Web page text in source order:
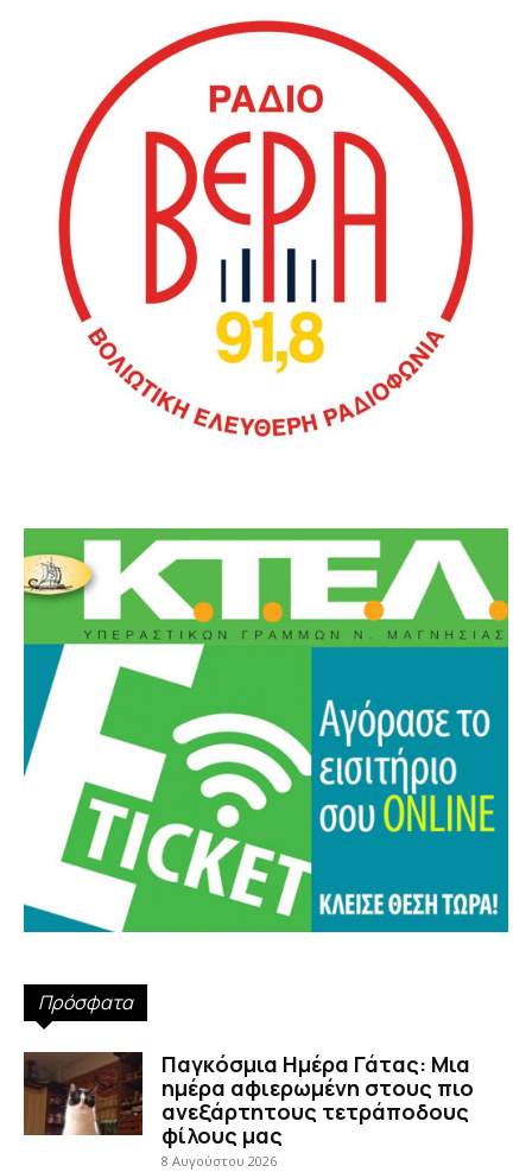
Πρόσφατα
Παγκόσμια Ημέρα Γάτας: Μια
ημέρα αφιερωμένη στους πιο
ανεξάρτητους τετράποδους
φίλους μας
8 Αυγούστου 2026